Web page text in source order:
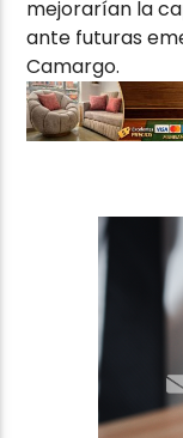
mejorarían la
ante futuras
Camargo.